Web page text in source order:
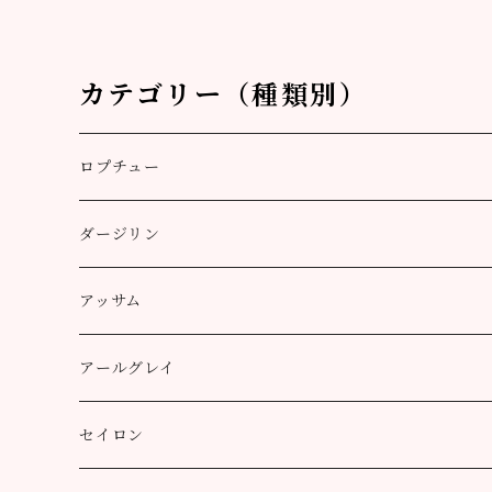
カテゴリー（種類別）
ロプチュー
缶（リーフ）
ティーバッグ
3個
10個
アルミ袋（リーフ）
100g
ティーポット用ティーバッグ
ダージリン
プッタボン茶園
50g
100g
ハッピーバレー茶園
50g
キャッスルトン茶園
アッサム
リーフ
100g
CTC
アールグレイ
アールグレイ
セイロン